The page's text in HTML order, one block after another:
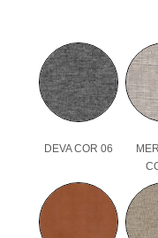
DEVA COR 06